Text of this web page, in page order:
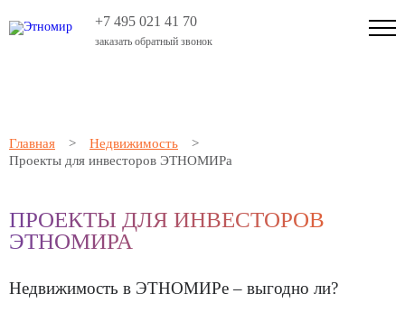
+7 495 021 41 70
заказать обратный звонок
Главная > Недвижимость
>
Проекты для инвесторов ЭТНОМИРа
ПРОЕКТЫ ДЛЯ ИНВЕСТОРОВ
ЭТНОМИРА
Недвижимость в ЭТНОМИРе – выгодно ли?